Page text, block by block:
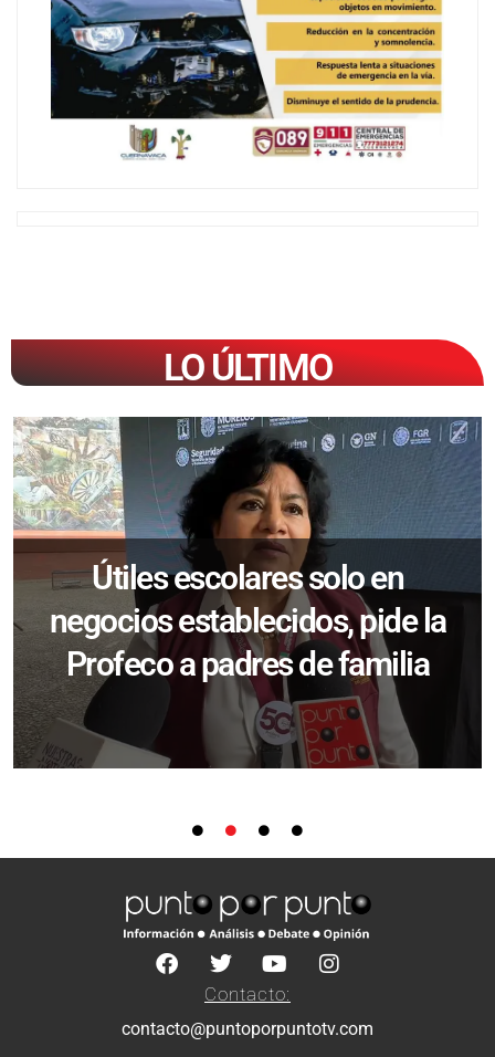
LO ÚLTIMO
Útiles escolares solo en
negocios establecidos, pide la
Profeco a padres de familia
Contacto:
contacto@puntoporpuntotv.com